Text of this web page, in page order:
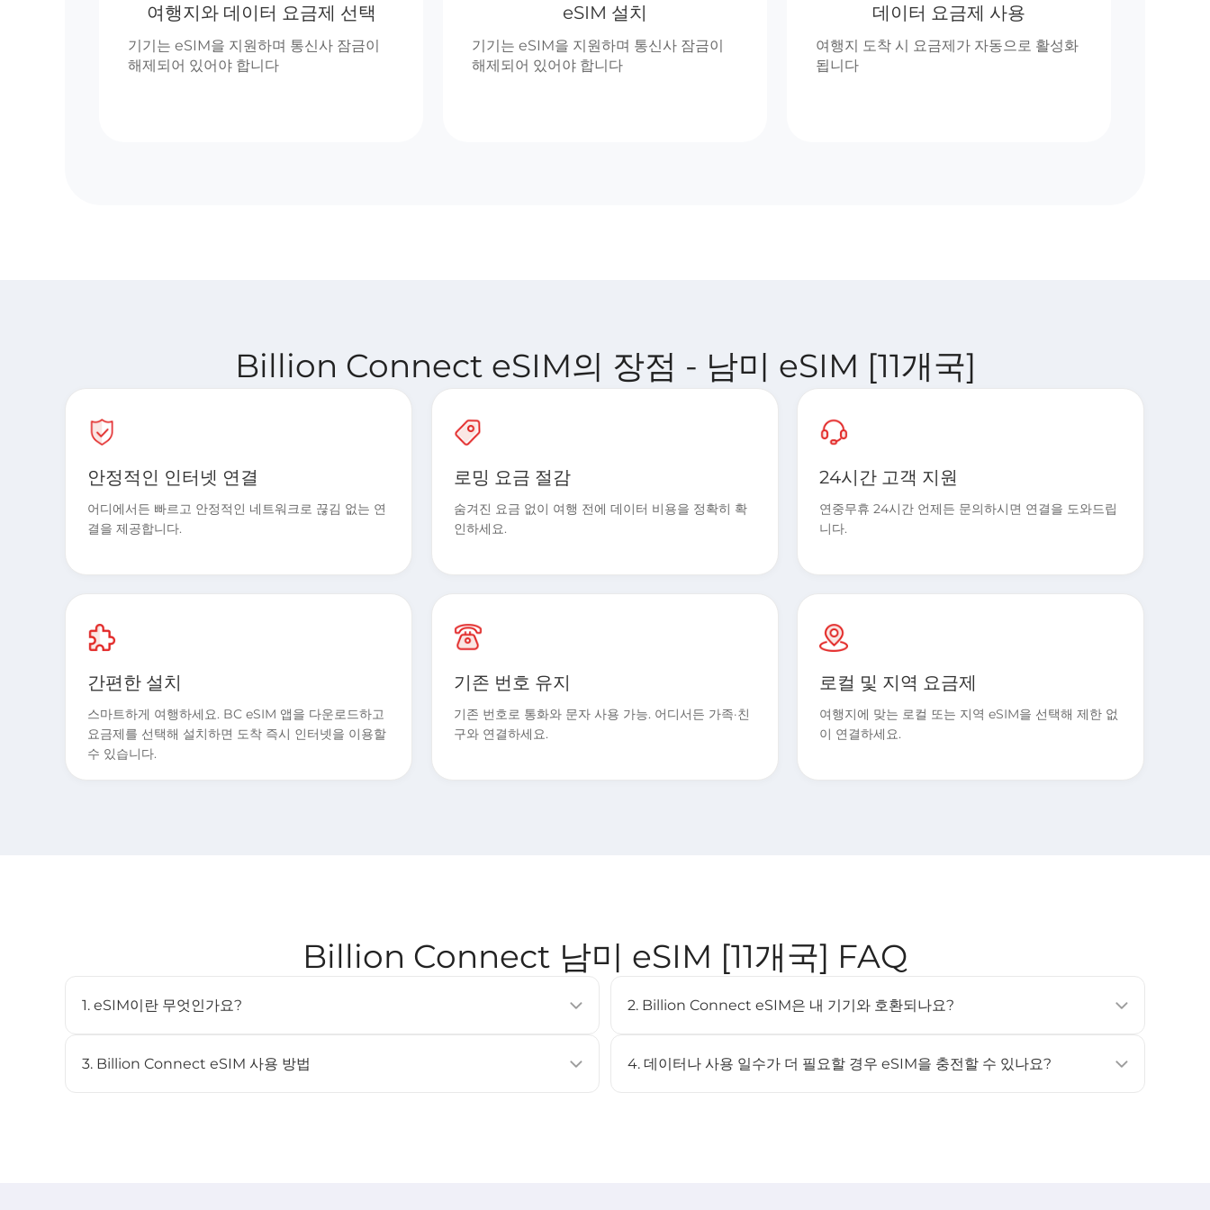
여행지와 데이터 요금제 선택
기기는 eSIM을 지원하며 통신사 잠금이
해제되어 있어야 합니다
eSIM 설치
기기는 eSIM을 지원하며 통신사 잠금이
해제되어 있어야 합니다
데이터 요금제 사용
여행지 도착 시 요금제가 자동으로 활성화
됩니다
Billion Connect eSIM의 장점 - 남미 eSIM [11개국]
안정적인 인터넷 연결
어디에서든 빠르고 안정적인 네트워크로 끊김 없는 연
결을 제공합니다.
로밍 요금 절감
숨겨진 요금 없이 여행 전에 데이터 비용을 정확히 확
인하세요.
24시간 고객 지원
연중무휴 24시간 언제든 문의하시면 연결을 도와드립
니다.
간편한 설치
스마트하게 여행하세요. BC eSIM 앱을 다운로드하고
요금제를 선택해 설치하면 도착 즉시 인터넷을 이용할
수 있습니다.
기존 번호 유지
기존 번호로 통화와 문자 사용 가능. 어디서든 가족·친
구와 연결하세요.
로컬 및 지역 요금제
여행지에 맞는 로컬 또는 지역 eSIM을 선택해 제한 없
이 연결하세요.
Billion Connect 남미 eSIM [11개국] FAQ
1. eSIM이란 무엇인가요?
디지털 SIM입니다. 호환되는 기기에 내장되어 있으며 여러 프로필을 저장할 수 있습니다.
3. Billion Connect eSIM 사용 방법
2. Billion Connect eSIM은 내 기기와 호환되나요?
XS 이상, Google Pixel 3 이상, Samsung Galaxy S20 이상). 자세한 내용은 [
호환 기기]
페이지를 확인하세요.
4. 데이터나 사용 일수가 더 필요할 경우 eSIM을 충전할 수 있나요?